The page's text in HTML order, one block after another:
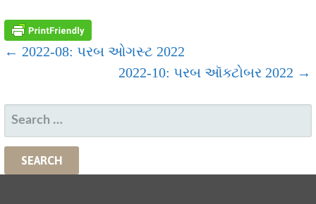
POST
NAVIGATION
← 2022-08: પરબ ઓગસ્ટ 2022
2022-10: પરબ ઑક્ટોબર 2022 →
SEARCH
FOR: